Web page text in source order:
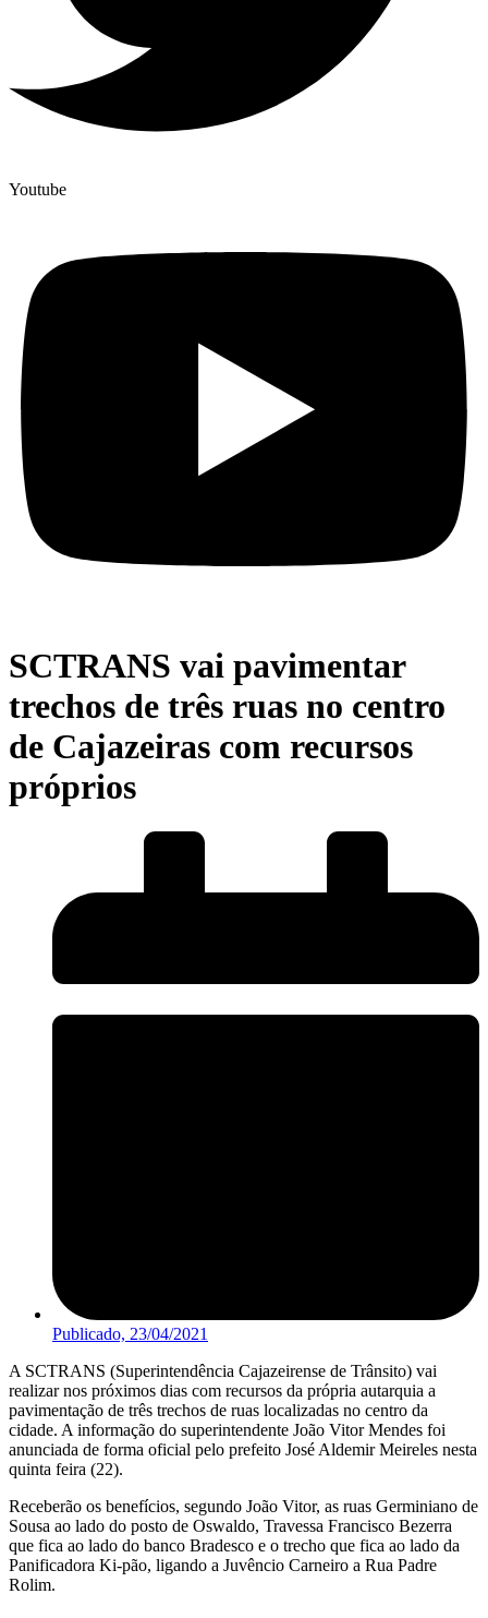
Youtube
SCTRANS vai pavimentar
trechos de três ruas no centro
de Cajazeiras com recursos
próprios
Publicado, 23/04/2021
A SCTRANS (Superintendência Cajazeirense de Trânsito) vai
realizar nos próximos dias com recursos da própria autarquia a
pavimentação de três trechos de ruas localizadas no centro da
cidade. A informação do superintendente João Vitor Mendes foi
anunciada de forma oficial pelo prefeito José Aldemir Meireles nesta
quinta feira (22).
Receberão os benefícios, segundo João Vitor, as ruas Germiniano de
Sousa ao lado do posto de Oswaldo, Travessa Francisco Bezerra
que fica ao lado do banco Bradesco e o trecho que fica ao lado da
Panificadora Ki-pão, ligando a Juvêncio Carneiro a Rua Padre
Rolim.